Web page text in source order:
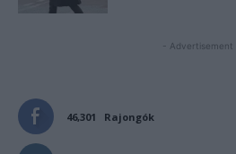
- Advertisement -
46,301 Rajongók